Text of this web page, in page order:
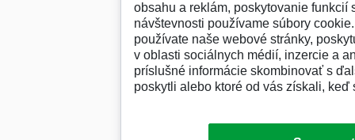
obsahu a reklám, poskytovanie funkcií
návštevnosti používame súbory
používate naše webové stránky,
v oblasti sociálnych médií, inzercie a
príslušné informácie skombinovať s
poskytli alebo ktoré od vás získali, keď